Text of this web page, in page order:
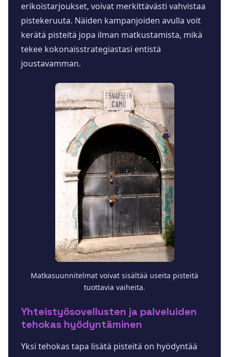
erikoistarjoukset, voivat merkittävästi vahvistaa
pistekeruuta. Näiden kampanjoiden avulla voit
kerätä pisteitä jopa ilman matkustamista, mikä
tekee kokonaisstrategiastasi entistä
joustavamman.
Matkasuunnitelmat voivat sisältää useita pisteitä
tuottavia vaiheita.
Yhteistyösovellusten ja palveluiden
tehokas hyödyntäminen
Yksi tehokas tapa lisätä pisteitä on hyödyntää